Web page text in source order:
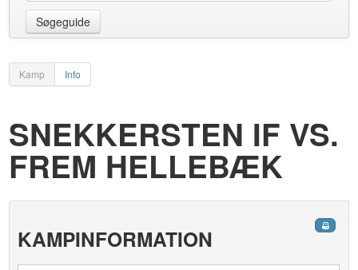
Søgeguide
Kamp Info
SNEKKERSTEN IF VS.
FREM HELLEBÆK
KAMPINFORMATION